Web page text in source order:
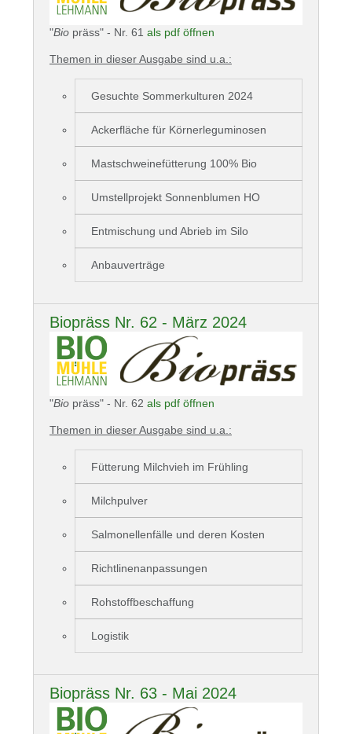
"Bio präss" - Nr. 61 als pdf öffnen
Themen in dieser Ausgabe sind u.a.:
Gesuchte Sommerkulturen 2024
Ackerfläche für Körnerleguminosen
Mastschweinefütterung 100% Bio
Umstellprojekt Sonnenblumen HO
Entmischung und Abrieb im Silo
Anbauverträge
Biopräss Nr. 62 - März 2024
"Bio präss" - Nr. 62 als pdf öffnen
Themen in dieser Ausgabe sind u.a.:
Fütterung Milchvieh im Frühling
Milchpulver
Salmonellenfälle und deren Kosten
Richtlinenanpassungen
Rohstoffbeschaffung
Logistik
Biopräss Nr. 63 - Mai 2024